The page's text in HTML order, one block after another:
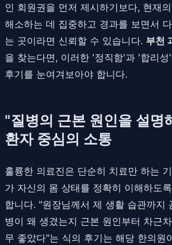
인 회원권을 먼저 제시하기보다, 현재
해소하는 데 집중하고 경과를 보면서
는 곳이라면 신뢰할 수 있습니다. 부천
을 찾는다면, 이러한 '정직함'과 '합리
후기를 눈여겨보아야 합니다.
"질병의 근본 원인을 설명
환자 중심의 소통
훌륭한 의료진은 단순히 치료만 하는
가 자신의 몸 상태를 정확히 이해하도
합니다. "원장님께서 제 생활 습관까지
병이 왜 생겼는지 근본 원인부터 차근
무 좋았다"는 식의 후기는 해당 한의원